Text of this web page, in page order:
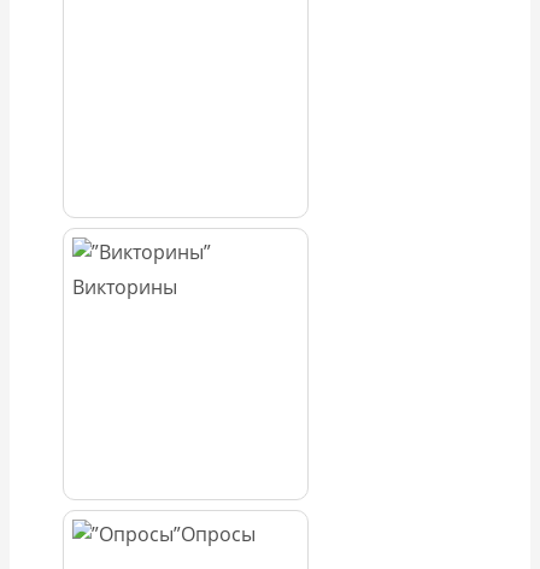
Викторины
Опросы